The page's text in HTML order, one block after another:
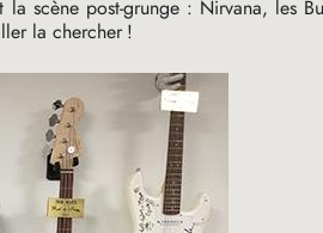
scène post-grunge : Nirvana, les
la chercher !